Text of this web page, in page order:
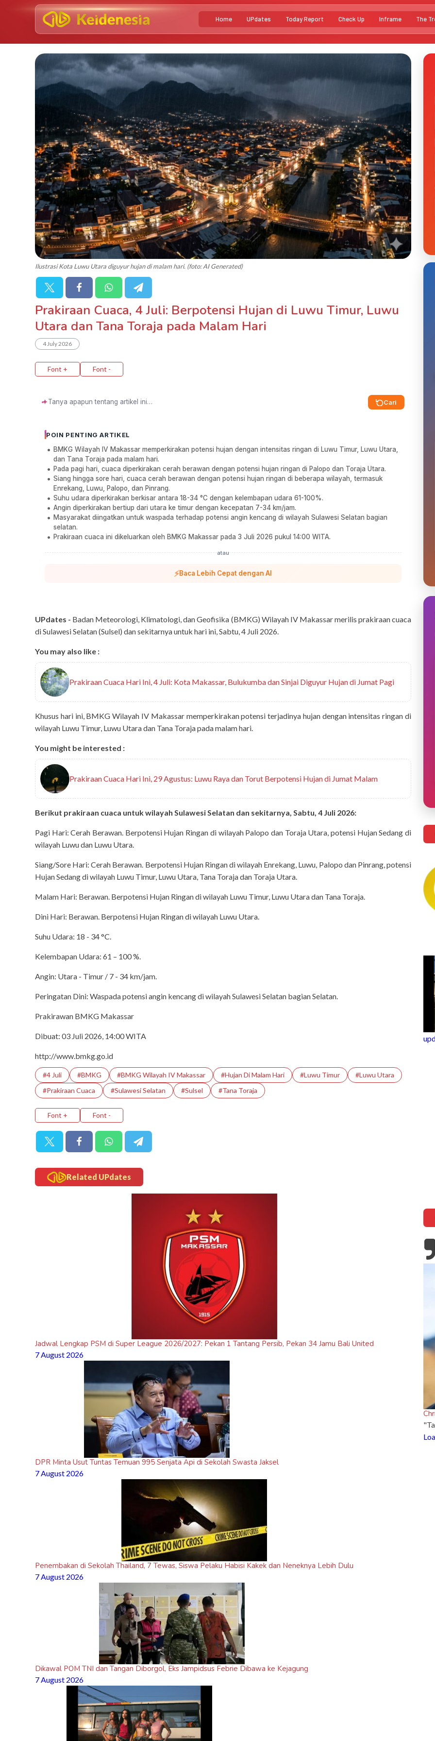
Home UPdates Today Report Check Up Inframe The
Ilustrasi Kota Luwu Utara diguyur hujan di malam hari. (foto: AI Generated)
Prakiraan Cuaca, 4 Juli: Berpotensi Hujan di Luwu Timur, Luwu
Utara dan Tana Toraja pada Malam Hari
4 July 2026
Font + Font -
✦ Cari
POIN PENTING ARTIKEL
BMKG Wilayah IV Makassar memperkirakan potensi hujan dengan intensitas ringan di Luwu Timur, Luwu Utara,
dan Tana Toraja pada malam hari.
Pada pagi hari, cuaca diperkirakan cerah berawan dengan potensi hujan ringan di Palopo dan Toraja Utara.
Siang hingga sore hari, cuaca cerah berawan dengan potensi hujan ringan di beberapa wilayah, termasuk
Enrekang, Luwu, Palopo, dan Pinrang.
Suhu udara diperkirakan berkisar antara 18-34 °C dengan kelembapan udara 61-100%.
Angin diperkirakan bertiup dari utara ke timur dengan kecepatan 7-34 km/jam.
Masyarakat diingatkan untuk waspada terhadap potensi angin kencang di wilayah Sulawesi Selatan bagian
selatan.
Prakiraan cuaca ini dikeluarkan oleh BMKG Makassar pada 3 Juli 2026 pukul 14:00 WITA.
atau
⚡Baca Lebih Cepat dengan AI
UPdates - Badan Meteorologi, Klimatologi, dan Geofisika (BMKG) Wilayah IV Makassar merilis prakiraan cuaca
di Sulawesi Selatan (Sulsel) dan sekitarnya untuk hari ini, Sabtu, 4 Juli 2026.
You may also like :
Prakiraan Cuaca Hari Ini, 4 Juli: Kota Makassar, Bulukumba dan Sinjai Diguyur Hujan di Jumat Pagi
Khusus hari ini, BMKG Wilayah IV Makassar memperkirakan potensi terjadinya hujan dengan intensitas ringan di
wilayah Luwu Timur, Luwu Utara dan Tana Toraja pada malam hari.
You might be interested :
Prakiraan Cuaca Hari Ini, 29 Agustus: Luwu Raya dan Torut Berpotensi Hujan di Jumat Malam
Berikut prakiraan cuaca untuk wilayah Sulawesi Selatan dan sekitarnya, Sabtu, 4 Juli 2026:
Pagi Hari: Cerah Berawan. Berpotensi Hujan Ringan di wilayah Palopo dan Toraja Utara, potensi Hujan Sedang di
wilayah Luwu dan Luwu Utara.
Siang/Sore Hari: Cerah Berawan. Berpotensi Hujan Ringan di wilayah Enrekang, Luwu, Palopo dan Pinrang, potensi
Hujan Sedang di wilayah Luwu Timur, Luwu Utara, Tana Toraja dan Toraja Utara.
Malam Hari: Berawan. Berpotensi Hujan Ringan di wilayah Luwu Timur, Luwu Utara dan Tana Toraja.
Dini Hari: Berawan. Berpotensi Hujan Ringan di wilayah Luwu Utara.
Suhu Udara: 18 - 34 °C.
Kelembapan Udara: 61 – 100 %.
Angin: Utara - Timur / 7 - 34 km/jam.
Peringatan Dini: Waspada potensi angin kencang di wilayah Sulawesi Selatan bagian Selatan.
Prakirawan BMKG Makassar
Dibuat: 03 Juli 2026, 14:00 WITA
http://www.bmkg.go.id
#4 Juli #BMKG #BMKG Wilayah IV Makassar #Hujan Di Malam Hari #Luwu Timur
#Luwu Utara
#Prakiraan Cuaca
#Sulawesi Selatan #Sulsel #tana Toraja
Font + Font -
Related UPdates
Jadwal Lengkap PSM di Super League 2026/2027: Pekan 1 Tantang Persib, Pekan 34 Jamu Bali United
7 August 2026
DPR Minta Usut Tuntas Temuan 995 Senjata Api di Sekolah Swasta Jaksel
7 August 2026
Penembakan di Sekolah Thailand, 7 Tewas, Siswa Pelaku Habisi Kakek dan Neneknya Lebih Dulu
7 August 2026
Dikawal POM TNI dan Tangan Diborgol, Eks Jampidsus Febrie Dibawa ke Kejagung
7 August 2026
Mengenal Masjid Agung Kairouan di
Tunisia yang Berusia 1.300 Tahun